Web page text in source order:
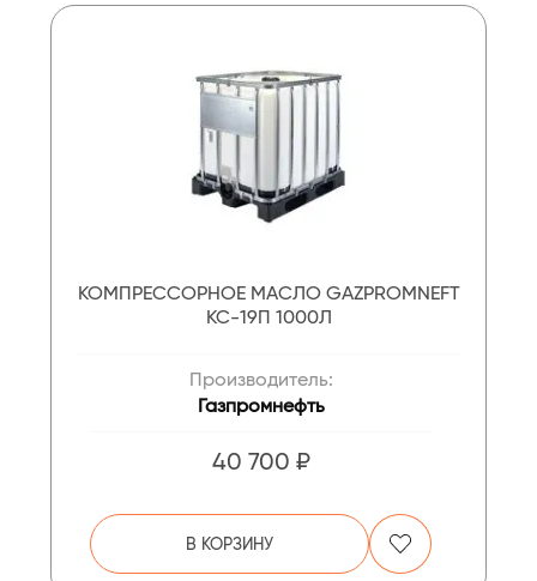
КОМПРЕССОРНОЕ МАСЛО GAZPROMNEFT
КС-19П 1000Л
Производитель:
Газпромнефть
40 700 ₽
В КОРЗИНУ